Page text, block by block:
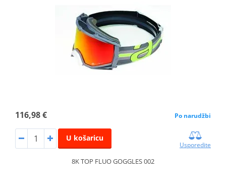
116,98 € Po narudžbi
U košaricu
Usporedite
8K TOP FLUO GOGGLES 002